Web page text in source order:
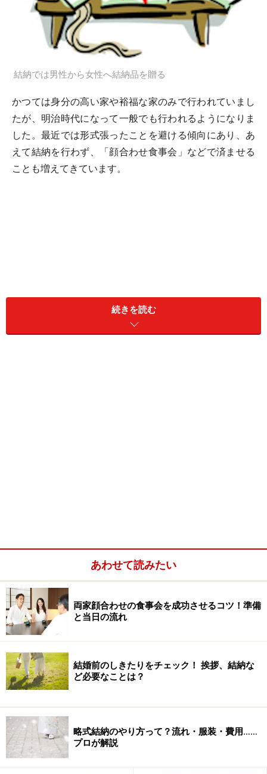
結納では男性から女性へ結納品を贈る
かつては身分の高い家や裕福な家のみで行われていまし
たが、明治時代になって一般でも行われるようになりま
した。最近では形式張ったことを避ける傾向にあり、あ
えて結納を行わず、「顔合わせ食事会」などで済ませる
ことも増えてきています。
を汲む関東式は質素、公家の流れを汲む関西式は豪華と
どのような形式にするかは、基本的には自由です。男性
続きを読む
あわせて読みたい
両家顔合わせの食事会を成功させるコツ！準備
と当日の流れ
結婚前のしきたりをチェック！ 挨拶、結納な
ど必要なことは？
略式結納のやり方って？流れ・服装・費用……
プロが解説